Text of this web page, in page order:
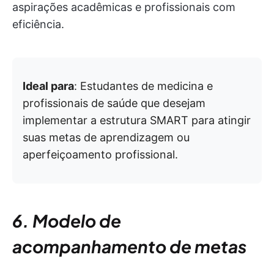
aspirações acadêmicas e profissionais com
eficiência.
Ideal para: Estudantes de medicina e
profissionais de saúde que desejam
implementar a estrutura SMART para atingir
suas metas de aprendizagem ou
aperfeiçoamento profissional.
6. Modelo de
acompanhamento de metas